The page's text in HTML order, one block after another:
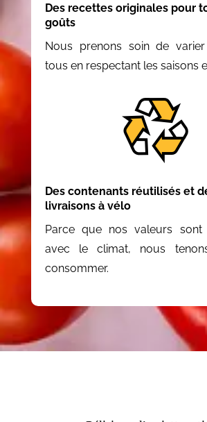
Des recettes originales pour
goûts
Nous prenons soin de
tous en respectant les saisons
Des contenants réutilisés et
livraisons à vélo
Parce que nos valeurs
avec le climat, nous
consommer.